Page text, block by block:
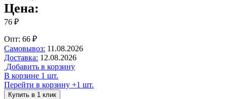
Цена:
76 ₽
Опт: 66 ₽
Самовывоз: 11.08.2026
Доставка: 12.08.2026
Добавить в корзину
В корзине 1 шт.
Перейти в корзину +1 шт.
Купить в 1 клик